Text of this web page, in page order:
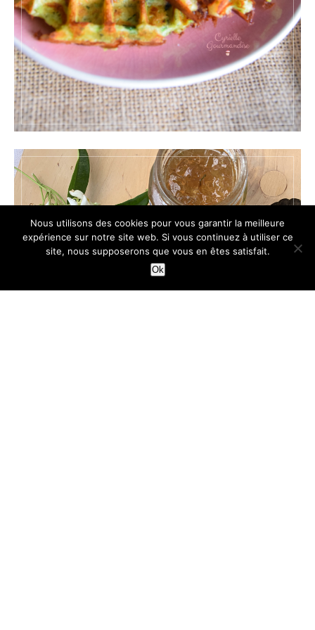
Nous utilisons des cookies pour vous garantir la meilleure
expérience sur notre site web. Si vous continuez à utiliser ce
site, nous supposerons que vous en êtes satisfait.
Ok